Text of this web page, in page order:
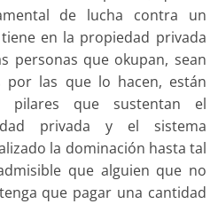
de lucha contra un
en la propiedad privada
personas que okupan, sean
por las que lo hacen, están
que sustentan el
privada y el sistema
la dominación hasta tal
que alguien que no
que pagar una cantidad